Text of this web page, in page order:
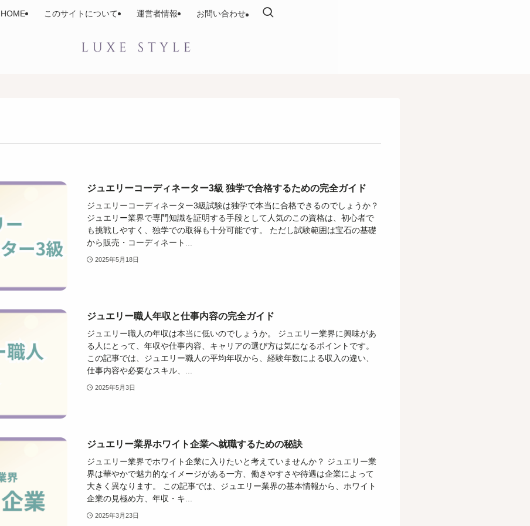
HOME このサイトについて 運営者情報 お問い合わせ
ジュエリーコーディネーター3級 独学で合格するための完全ガイド
ジュエリーコーディネーター3級試験は独学で本当に合格できるのでしょうか？
ジュエリー業界で専門知識を証明する手段として人気のこの資格は、初心者で
も挑戦しやすく、独学での取得も十分可能です。 ただし試験範囲は宝石の基礎
から販売・コーディネート...
2025年5月18日
ジュエリー職人年収と仕事内容の完全ガイド
ジュエリー職人の年収は本当に低いのでしょうか。 ジュエリー業界に興味があ
る人にとって、年収や仕事内容、キャリアの選び方は気になるポイントです。
この記事では、ジュエリー職人の平均年収から、経験年数による収入の違い、
仕事内容や必要なスキル、...
2025年5月3日
ジュエリー業界ホワイト企業へ就職するための秘訣
ジュエリー業界でホワイト企業に入りたいと考えていませんか？ ジュエリー業
界は華やかで魅力的なイメージがある一方、働きやすさや待遇は企業によって
大きく異なります。 この記事では、ジュエリー業界の基本情報から、ホワイト
企業の見極め方、年収・キ...
2025年3月23日